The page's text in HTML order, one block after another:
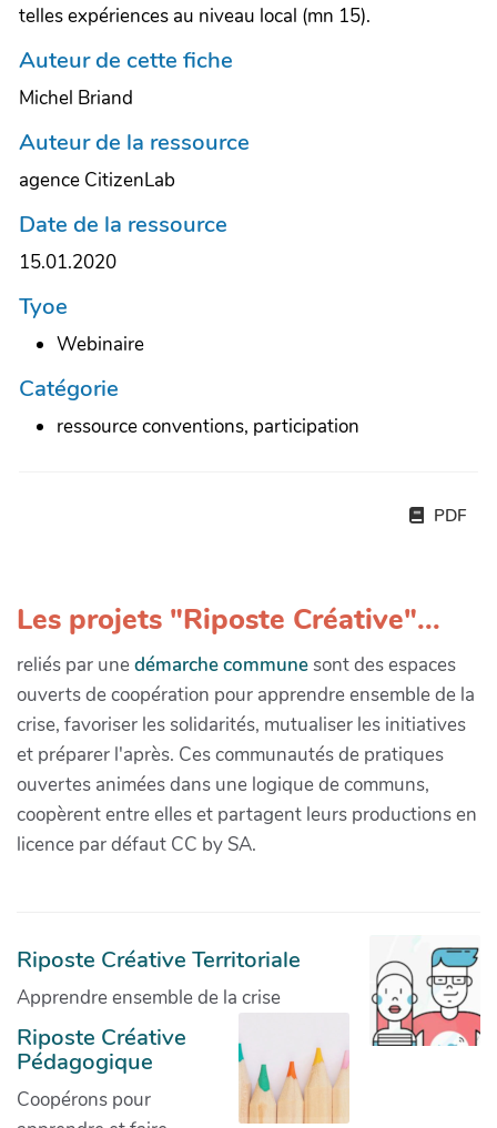
telles expériences au niveau local (mn 15).
Auteur de cette fiche
Michel Briand
Auteur de la ressource
agence CitizenLab
Date de la ressource
15.01.2020
Tyoe
Webinaire
Catégorie
ressource conventions, participation
PDF